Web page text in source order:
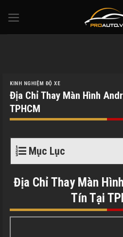
KINH NGHIỆM ĐỘ XE
Địa Chỉ Thay Màn Hình
TPHCM
Mục Lục
Địa Chỉ Thay Màn
Tín Tại